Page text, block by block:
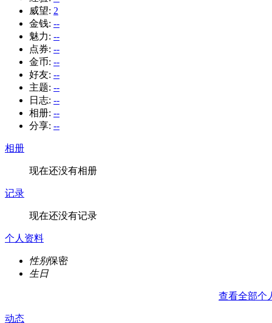
威望: 2
金钱: --
魅力: --
点券: --
金币: --
好友: --
主题: --
日志: --
相册: --
分享: --
相册
现在还没有相册
记录
现在还没有记录
个人资料
性别保密
生日
查看全部个
动态